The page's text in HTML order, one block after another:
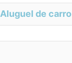
Aluguel de carro